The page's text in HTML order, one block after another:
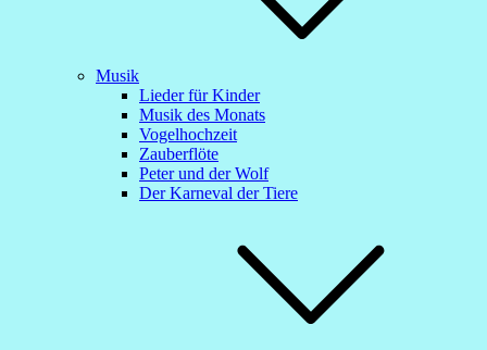
Musik
Lieder für Kinder
Musik des Monats
Vogelhochzeit
Zauberflöte
Peter und der Wolf
Der Karneval der Tiere